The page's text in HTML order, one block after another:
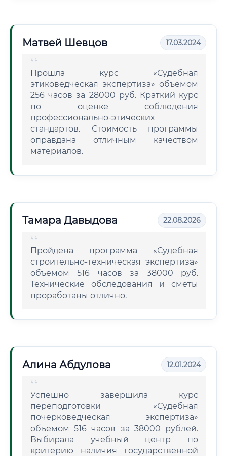
Матвей Шевцов 17.03.2024
Прошла курс «Судебная
этиковедческая экспертиза» объемом
256 часов за 28000 руб. Краткий курс
по оценке соблюдения
профессионально-этических
стандартов. Стоимость программы
оправдана отличным качеством
материалов.
Тамара Давыдова 22.08.2026
Пройдена программа «Судебная
строительно-техническая экспертиза»
объемом 516 часов за 38000 руб.
Технические обследования и сметы
проработаны отлично.
Алина Абдулова 12.01.2024
Успешно завершила курс
переподготовки «Судебная
почерковедческая экспертиза»
объемом 516 часов за 38000 рублей.
Выбирала учебный центр по
критерию наличия государственной